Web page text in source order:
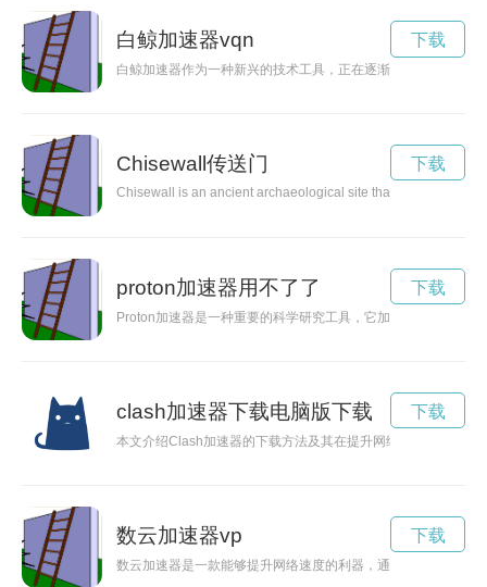
白鲸加速器vqn
白鲸加速器作为一种新兴的技术工具，正在逐渐成为科技领域
下载
Chisewall传送门
Chisewall is an ancient archaeological site that holds great
下载
proton加速器用不了了
Proton加速器是一种重要的科学研究工具，它加速质子以探索
下载
clash加速器下载电脑版下载
本文介绍Clash加速器的下载方法及其在提升网络速度和保障网
下载
数云加速器vp
数云加速器是一款能够提升网络速度的利器，通过优化网络连
下载